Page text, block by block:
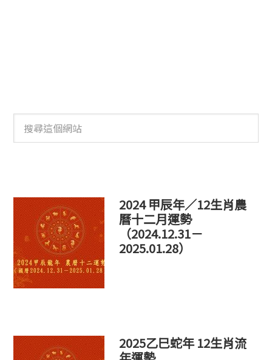
這
2024 甲辰年／12生肖農
曆十二月運勢
（2024.12.31－
2025.01.28）
2025乙巳蛇年 12生肖流